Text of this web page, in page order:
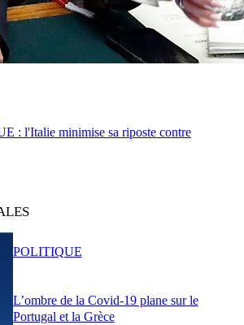
: l'Italie minimise sa riposte contre
L’ombre de la Covid-19 plane sur le
Portugal et la Grèce
POLITIQUE